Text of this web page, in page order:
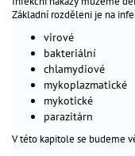
otěhotnět
těhotenství
péče
antikoncepce
Základní rozděleni je na
virové
bakteriální
chlamydiové
mykoplazmatické
mykotické
parazitárn
V této kapitole se budeme